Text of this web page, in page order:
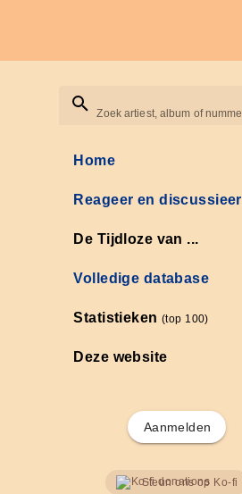
Zoek artiest, album of
Home
Reageer en discussieer
De Tijdloze van ...
Volledige database
Statistieken(top 100)
Deze website
Aanmelden
Steun ons op Ko-fi